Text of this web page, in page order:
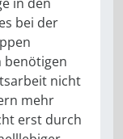
bei der
benötigen
nicht
mehr
erst durch